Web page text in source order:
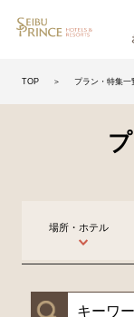
TOP ＞ プラン・特集一
場所・ホテル